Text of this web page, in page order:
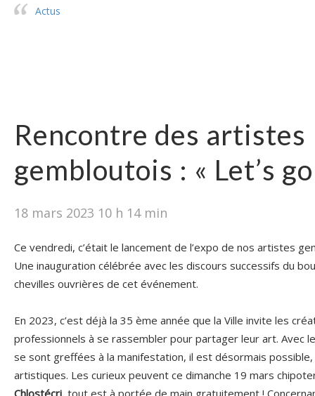
Actus
Rencontre des artistes
gembloutois : « Let’s
18 mars 2023 10 h 14 min
Ce vendredi, c’était le lancement de l’expo de nos artistes
Une inauguration célébrée avec les discours successifs du
chevilles ouvrières de cet événement.
En 2023, c’est déjà la 35 ème année que la Ville invite les
professionnels à se rassembler pour partager leur art. Avec
se sont greffées à la manifestation, il est désormais
artistiques. Les curieux peuvent ce dimanche 19 mars
Chlostécri, tout est à portée de main gratuitement !